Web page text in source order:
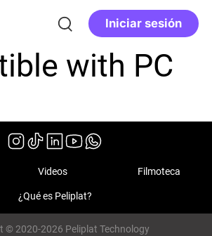
Iniciar sesión
with PC
Videos Filmoteca
¿Qué es Peliplat?
© 2020-2026 Peliplat Technology